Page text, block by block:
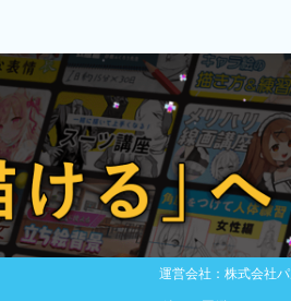
運営会社：株式会社